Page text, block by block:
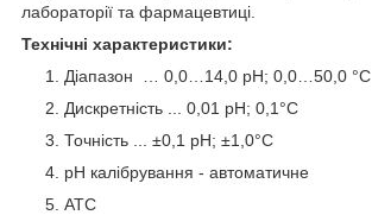
лабораторії та фармацевтиці.
Технічні характеристики:
Діапазон … 0,0…14,0 pH; 0,0…50,0 °C
Дискретність ... 0,01 pH; 0,1°C
Точність ... ±0,1 pH; ±1,0°C
pH калібрування - автоматичне
АТС